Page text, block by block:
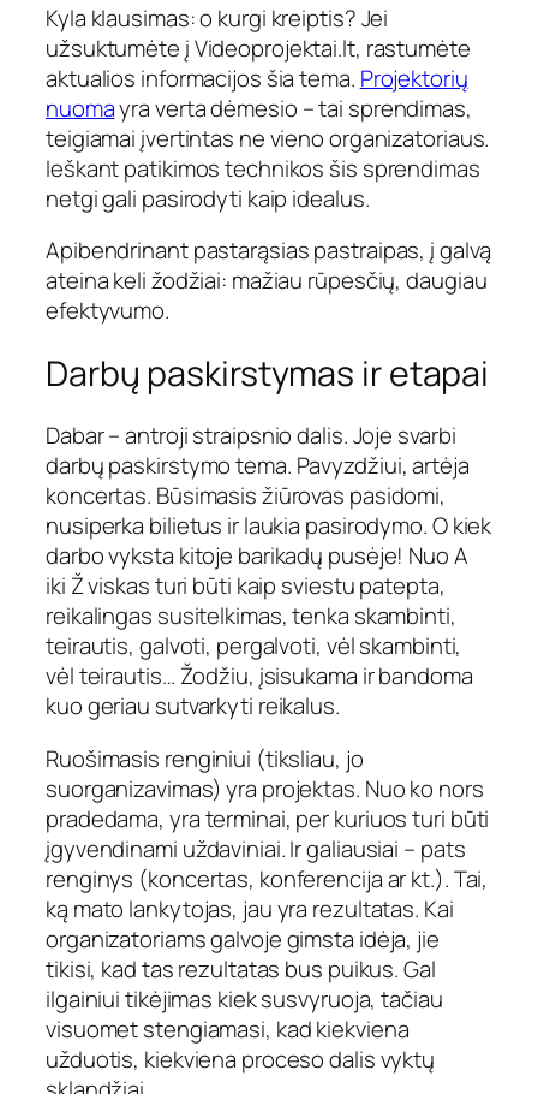
Kyla klausimas: o kurgi kreiptis? Jei
užsuktumėte į Videoprojektai.lt, rastumėte
aktualios informacijos šia tema. Projektorių
nuomayra verta dėmesio – tai sprendimas,
teigiamai įvertintas ne vieno organizatoriaus.
Ieškant patikimos technikos šis sprendimas
netgi gali pasirodyti kaip idealus.
Apibendrinant pastarąsias pastraipas, į galvą
ateina keli žodžiai: mažiau rūpesčių, daugiau
efektyvumo.
Darbų paskirstymas ir etapai
Dabar – antroji straipsnio dalis. Joje svarbi
darbų paskirstymo tema. Pavyzdžiui, artėja
koncertas. Būsimasis žiūrovas pasidomi,
nusiperka bilietus ir laukia pasirodymo. O kiek
darbo vyksta kitoje barikadų pusėje! Nuo A
iki Ž viskas turi būti kaip sviestu patepta,
reikalingas susitelkimas, tenka skambinti,
teirautis, galvoti, pergalvoti, vėl skambinti,
vėl teirautis… Žodžiu, įsisukama ir bandoma
kuo geriau sutvarkyti reikalus.
Ruošimasis renginiui (tiksliau, jo
suorganizavimas) yra projektas. Nuo ko nors
pradedama, yra terminai, per kuriuos turi būti
įgyvendinami uždaviniai. Ir galiausiai – pats
renginys (koncertas, konferencija ar kt.). Tai,
ką mato lankytojas, jau yra rezultatas. Kai
organizatoriams galvoje gimsta idėja, jie
tikisi, kad tas rezultatas bus puikus. Gal
ilgainiui tikėjimas kiek susvyruoja, tačiau
visuomet stengiamasi, kad kiekviena
užduotis, kiekviena proceso dalis vyktų